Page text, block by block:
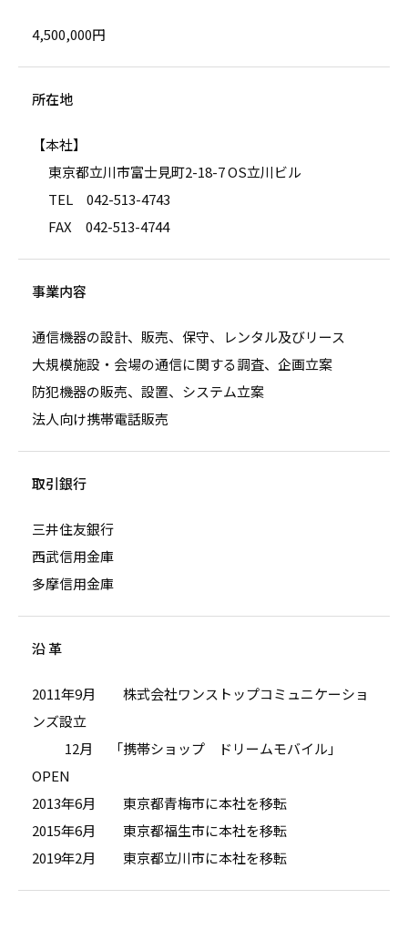
4,500,000円
所在地
【本社】
東京都立川市富士見町2-18-7 OS立川ビル
TEL 042-513-4743
FAX 042-513-4744
事業内容
通信機器の設計、販売、保守、レンタル及びリース
大規模施設・会場の通信に関する調査、企画立案
防犯機器の販売、設置、システム立案
法人向け携帯電話販売
取引銀行
三井住友銀行
西武信用金庫
多摩信用金庫
沿 革
2011年9月 株式会社ワンストップコミュニケーショ
ンズ設立
12月 「携帯ショップ ドリームモバイル」
OPEN
2013年6月 東京都青梅市に本社を移転
2015年6月 東京都福生市に本社を移転
2019年2月 東京都立川市に本社を移転